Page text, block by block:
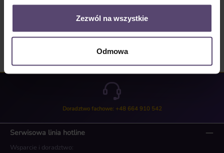
Zezwól na wszystkie
Odmowa
Doradztwo fachowe: +48 664 910 542
Serwisowa linia hotline
Wsparcie i doradztwo: